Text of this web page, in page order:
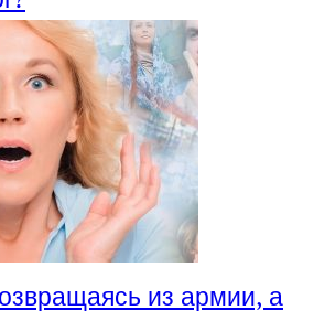
из армии, а